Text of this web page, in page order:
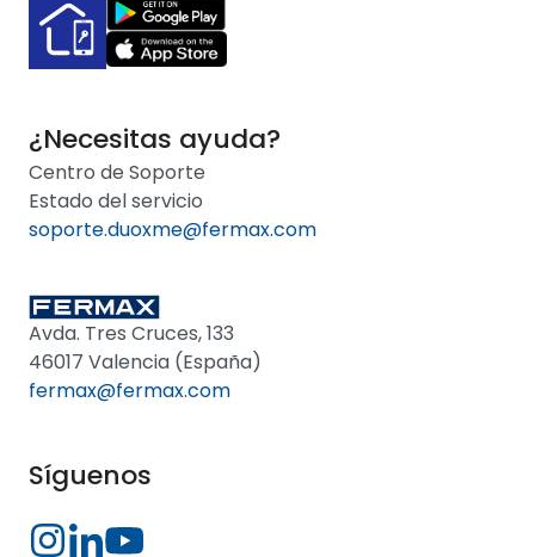
¿Necesitas ayuda?
Centro de Soporte
Estado del servicio
soporte.duoxme@fermax.com
Avda. Tres Cruces, 133
46017 Valencia (España)
fermax@fermax.com
Síguenos